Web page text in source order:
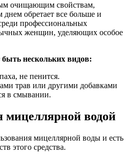
очищающим свойствам,
обретает все больше и
профессиональных
женщин, уделяющих особое
нескольких видов:
не пенится.
трав или другими добавками
в смывании.
мицеллярной водой
мицеллярной воды и есть
этого средства.